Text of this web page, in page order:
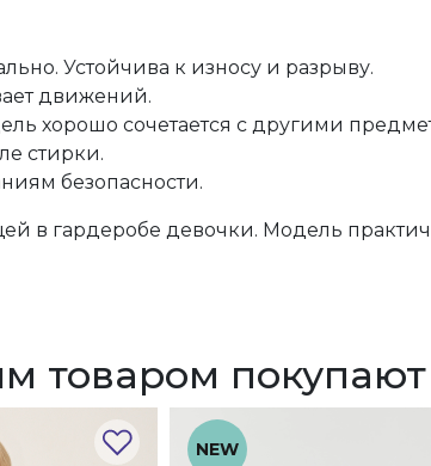
Устойчива к износу и разрыву.
движений.
хорошо сочетается с другими
стирки.
безопасности.
в гардеробе девочки. Модель
товаром покупают
NEW